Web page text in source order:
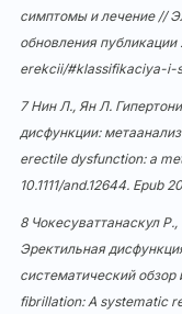
симптомы и лечение //
обновления публикации
erekcii/#klassifikaciya-
7 Нин Л., Ян Л.
дисфункции:
erectile dysfunction: a
10.1111/and.12644. Epub
8 Чокесуваттанаскул
Эректильная
систематический
fibrillation: A systematic